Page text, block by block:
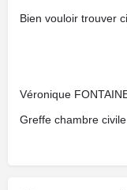
Bien vouloir trouver
Véronique
Greffe chambre civile